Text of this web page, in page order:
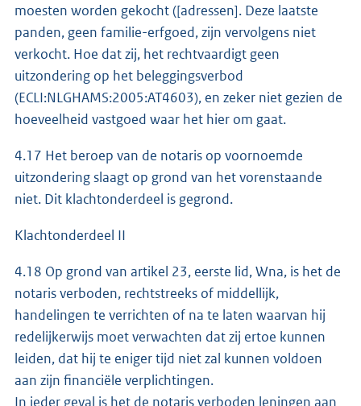
moesten worden gekocht ([adressen]. Deze laatste
panden, geen familie-erfgoed, zijn vervolgens niet
verkocht. Hoe dat zij, het rechtvaardigt geen
uitzondering op het beleggingsverbod
(ECLI:NLGHAMS:2005:AT4603), en zeker niet gezien de
hoeveelheid vastgoed waar het hier om gaat.
4.17 Het beroep van de notaris op voornoemde
uitzondering slaagt op grond van het vorenstaande
niet. Dit klachtonderdeel is gegrond.
Klachtonderdeel II
4.18 Op grond van artikel 23, eerste lid, Wna, is het de
notaris verboden, rechtstreeks of middellijk,
handelingen te verrichten of na te laten waarvan hij
redelijkerwijs moet verwachten dat zij ertoe kunnen
leiden, dat hij te eniger tijd niet zal kunnen voldoen
aan zijn financiële verplichtingen.
In ieder geval is het de notaris verboden leningen aan